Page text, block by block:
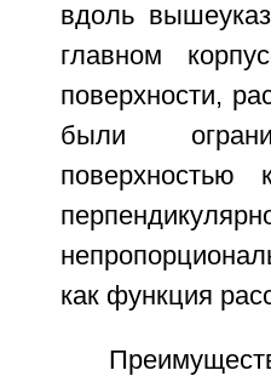
вдоль
главном
поверхности,
были
поверхностью
как функция